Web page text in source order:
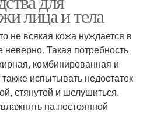
лица и тела
не всякая кожа нуждается в
Такая потребность
комбинированная и
испытывать недостаток
стянутой и шелушиться.
на постоянной